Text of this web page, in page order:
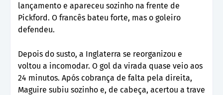
lançamento e apareceu sozinho na frente de
Pickford. O francês bateu forte, mas o goleiro
defendeu.
Depois do susto, a Inglaterra se reorganizou e
voltou a incomodar. O gol da virada quase veio aos
24 minutos. Após cobrança de falta pela direita,
Maguire subiu sozinho e, de cabeça, acertou a trave